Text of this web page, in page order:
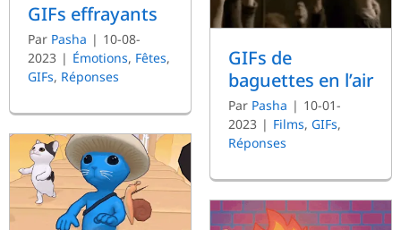
GIFs effrayants
Par Pasha | 10-08-
2023 | Émotions, Fêtes,
GIFs, Réponses
GIFs de
baguettes en l’air
Par Pasha | 10-01-
2023 | Films, GIFs,
Réponses